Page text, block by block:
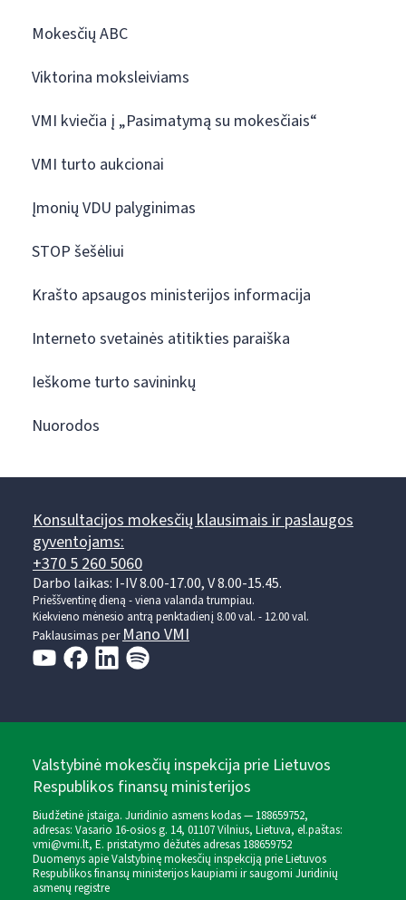
Mokesčių ABC
Viktorina moksleiviams
VMI kviečia į „Pasimatymą su mokesčiais“
VMI turto aukcionai
Įmonių VDU palyginimas
STOP šešėliui
Krašto apsaugos ministerijos informacija
Interneto svetainės atitikties paraiška
Ieškome turto savininkų
Nuorodos
Konsultacijos mokesčių klausimais ir paslaugos
gyventojams:
+370 5 260 5060
Darbo laikas: I-IV 8.00-17.00, V 8.00-15.45.
Prieššventinę dieną - viena valanda trumpiau.
Kiekvieno mėnesio antrą penktadienį 8.00 val. - 12.00 val.
Paklausimas perMano VMI
Valstybinė mokesčių inspekcija prie Lietuvos
Respublikos finansų ministerijos
Biudžetinė įstaiga. Juridinio asmens kodas — 188659752,
adresas: Vasario 16-osios g. 14, 01107 Vilnius, Lietuva, el.paštas:
vmi@vmi.lt, E. pristatymo dėžutės adresas 188659752
Duomenys apie Valstybinę mokesčių inspekciją prie Lietuvos
Respublikos finansų ministerijos kaupiami ir saugomi Juridinių
asmenų registre